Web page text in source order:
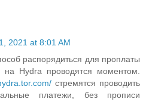
2021 at 8:01 AM
распорядиться для проплаты
на Hydra проводятся моментом.
стремятся проводить
платежи, без прописи